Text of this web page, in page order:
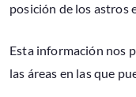
posición de los astros
Esta información nos
las áreas en las que